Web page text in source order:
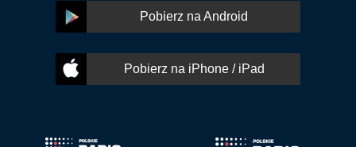
Pobierz na Android
Pobierz na iPhone / iPad